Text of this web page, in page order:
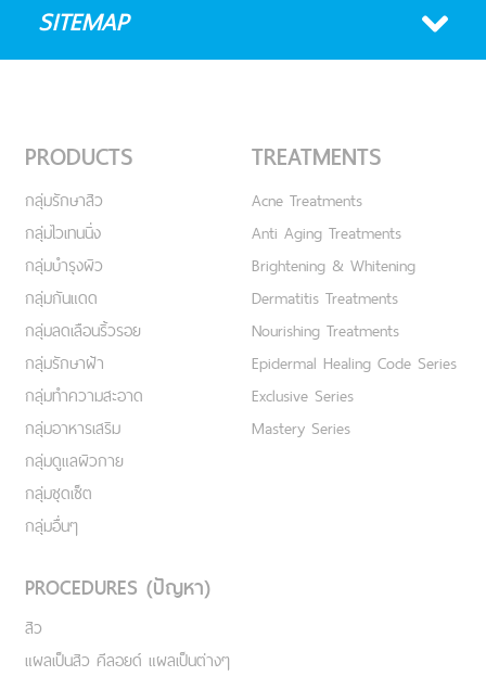
SITEMAP
PRODUCTS
กลุ่มรักษาสิว
กลุ่มไวเทนนิ่ง
กลุ่มบำรุงผิว
กลุ่มกันแดด
กลุ่มลดเลือนริ้วรอย
กลุ่มรักษาฝ้า
กลุ่มทำความสะอาด
กลุ่มอาหารเสริม
กลุ่มดูแลผิวกาย
กลุ่มชุดเซ็ต
กลุ่มอื่นๆ
TREATMENTS
Acne Treatments
Anti Aging Treatments
Brightening & Whitening
Dermatitis Treatments
Nourishing Treatments
Epidermal Healing Code Series
Exclusive Series
Mastery Series
PROCEDURES (ปัญหา)
สิว
แผลเป็นสิว คีลอยด์ แผลเป็นต่างๆ